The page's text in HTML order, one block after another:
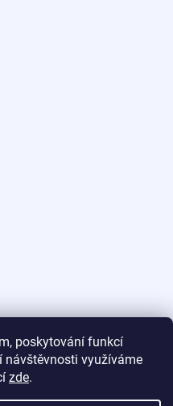
poskytování funkcí
návštěvnosti využíváme
zde.